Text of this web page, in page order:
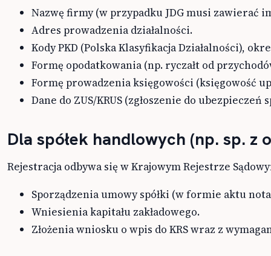
Nazwę firmy (w przypadku JDG musi zawierać
Adres prowadzenia działalności.
Kody PKD (Polska Klasyfikacja Działalności),
Formę opodatkowania (np. ryczałt od
Formę prowadzenia księgowości (księgowość
Dane do ZUS/KRUS (zgłoszenie do ubezpieczeń
Dla spółek handlowych (np. sp. z
Rejestracja odbywa się w Krajowym Rejestrze
Sporządzenia umowy spółki (w formie aktu
Wniesienia kapitału zakładowego.
Złożenia wniosku o wpis do KRS wraz z